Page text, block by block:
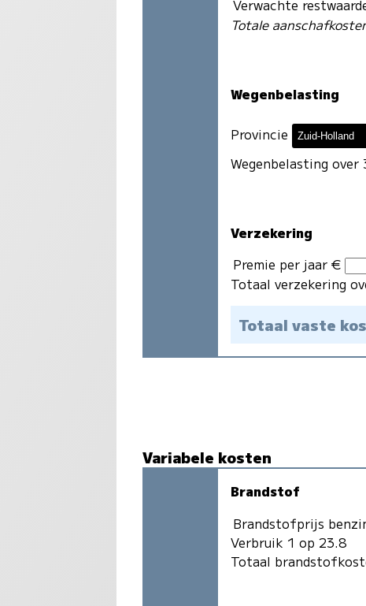
Verwachte
Totale
Wegenbelasting
Provincie
Wegenbelasting
Verzekering
Premie per jaar €
Totaal verzekering
Totaal vaste
Variabele kosten
Brandstof
Brandstofprijs
Verbruik 1 op 23.8
Totaal